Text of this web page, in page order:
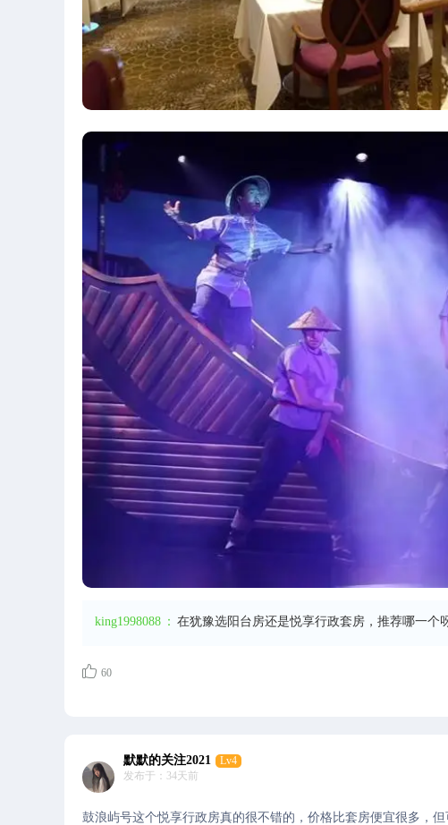
king1998088 ： 在犹豫选阳台房还是悦享行政套房，推荐哪一个
 60
默默的关注2021
Lv4
发布于：34天前
鼓浪屿号这个悦享行政房真的很不错的，价格比套房便宜很多，